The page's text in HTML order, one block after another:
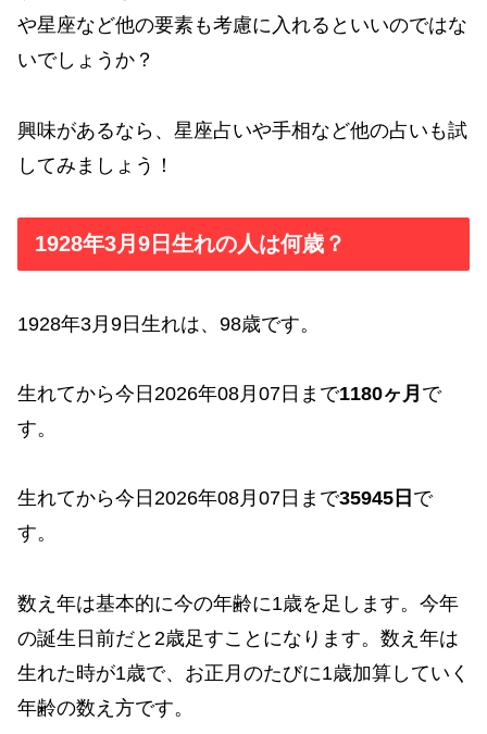
や星座など他の要素も考慮に入れるといいのではな
いでしょうか？
興味があるなら、星座占いや手相など他の占いも試
してみましょう！
1928年3月9日生れの人は何歳？
1928年3月9日生れは、98歳です。
生れてから今日2026年08月07日まで1180ヶ月 で
す。
生れてから今日2026年08月07日まで35945日 で
す。
数え年は基本的に今の年齢に1歳を足します。今年
の誕生日前だと2歳足すことになります。数え年は
生れた時が1歳で、お正月のたびに1歳加算していく
年齢の数え方です。